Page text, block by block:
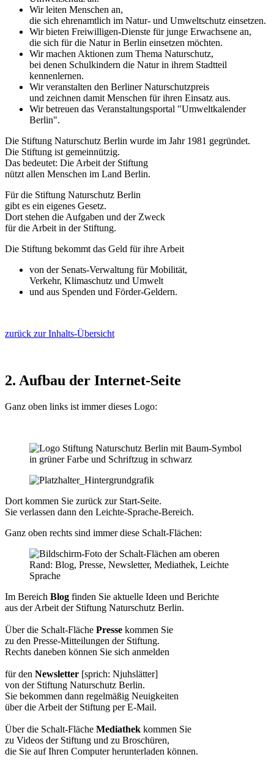
Wir leiten Menschen an,
die sich ehrenamtlich im Natur- und Umweltschutz einsetzen.
Wir bieten Freiwilligen-Dienste für junge Erwachsene an,
die sich für die Natur in Berlin einsetzen möchten.
Wir machen Aktionen zum Thema Naturschutz,
bei denen Schulkindern die Natur in ihrem Stadtteil
kennenlernen.
Wir veranstalten den Berliner Naturschutzpreis
und zeichnen damit Menschen für ihren Einsatz aus.
Wir betreuen das Veranstaltungsportal "Umweltkalender
Berlin".
Die Stiftung Naturschutz Berlin wurde im Jahr 1981 gegründet.
Die Stiftung ist gemeinnützig.
Das bedeutet: Die Arbeit der Stiftung
nützt allen Menschen im Land Berlin.
Für die Stiftung Naturschutz Berlin
gibt es ein eigenes Gesetz.
Dort stehen die Aufgaben und der Zweck
für die Arbeit in der Stiftung.
Die Stiftung bekommt das Geld für ihre Arbeit
von der Senats-Verwaltung für Mobilität,
Verkehr, Klimaschutz und Umwelt
und aus Spenden und Förder-Geldern.
zurück zur Inhalts-Übersicht
2. Aufbau der Internet-Seite
Ganz oben links ist immer dieses Logo:
Dort kommen Sie zurück zur Start-Seite.
Sie verlassen dann den Leichte-Sprache-Bereich.
Ganz oben rechts sind immer diese Schalt-Flächen:
Im Bereich Blog finden Sie aktuelle Ideen und Berichte
aus der Arbeit der Stiftung Naturschutz Berlin.
Über die Schalt-Fläche Presse kommen Sie
zu den Presse-Mitteilungen der Stiftung.
Rechts daneben können Sie sich anmelden
für den Newsletter [sprich: Njuhslätter]
von der Stiftung Naturschutz Berlin.
Sie bekommen dann regelmäßig Neuigkeiten
über die Arbeit der Stiftung per E-Mail.
Über die Schalt-Fläche Mediathek kommen Sie
zu Videos der Stiftung und zu Broschüren,
die Sie auf Ihren Computer herunterladen können.